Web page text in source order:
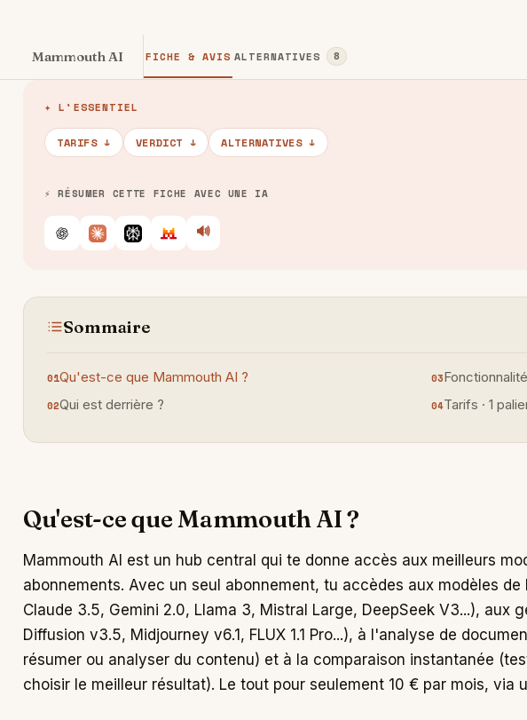
Mammouth AI FICHE & AVIS ALTERNATIVES 8
✦ L'ESSENTIEL
TARIFS ↓ VERDICT ↓ ALTERNATIVES ↓
⚡ RÉSUMER CETTE FICHE AVEC UNE IA
ChatGPTClaudePerplexityLe Chat
🔊
Écouter
Sommaire
Qu'est-ce que Mammouth AI ?
Qui est derrière ?
Tarifs · 1
Qu'est-ce que Mammouth AI ?
Mammouth AI est un hub central qui te donne accès aux meilleurs
abonnements. Avec un seul abonnement, tu accèdes aux modèles
Claude 3.5, Gemini 2.0, Llama 3, Mistral Large, DeepSeek V3...), aux
Diffusion v3.5, Midjourney v6.1, FLUX 1.1 Pro...), à l'analyse de
résumer ou analyser du contenu) et à la comparaison instantanée
choisir le meilleur résultat). Le tout pour seulement 10 € par mois, via